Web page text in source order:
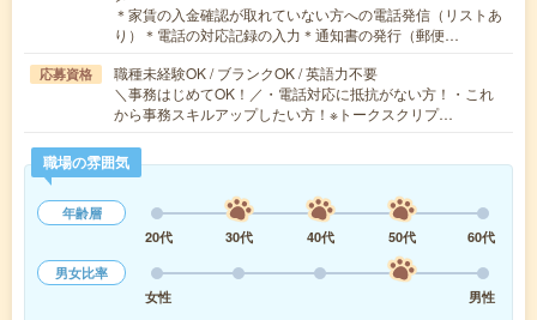
＊家賃の入金確認が取れていない方への電話発信（リストあ
り）＊電話の対応記録の入力＊通知書の発行（郵便…
応募資格
職種未経験OK / ブランクOK / 英語力不要
＼事務はじめてOK！／・電話対応に抵抗がない方！・これ
から事務スキルアップしたい方！※トークスクリプ…
職場の雰囲気
年齢層
20代
30代 40代 50代
60代
男女比率
女性
男性